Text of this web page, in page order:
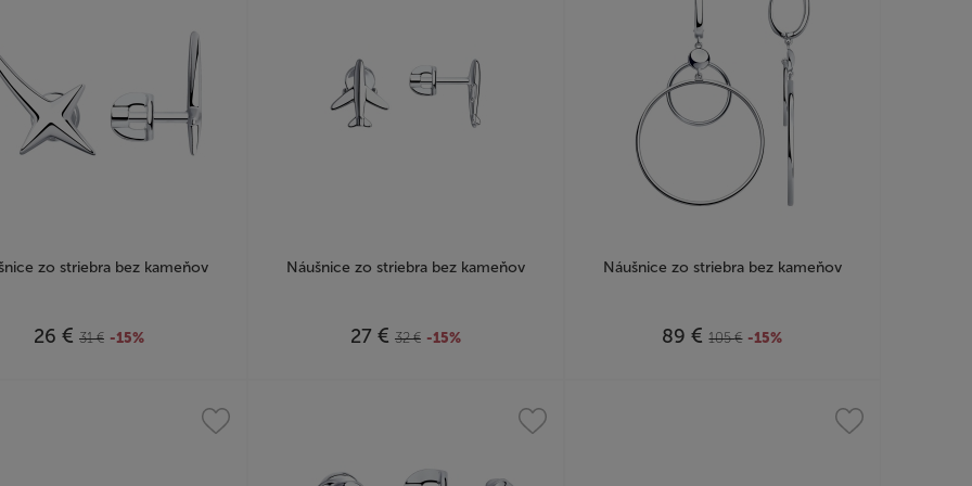
zo striebra bez kameňov
26 € 31€ -15%
Náušnice zo striebra bez kameňov
27 € 32€ -15%
Náušnice zo striebra bez kameňov
89€ 105€ -15%